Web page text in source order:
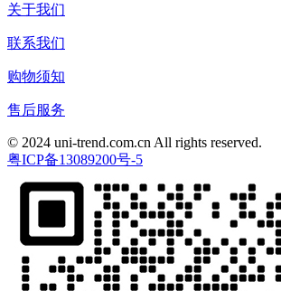
关于我们
联系我们
购物须知
售后服务
© 2024 uni-trend.com.cn All rights reserved.
粤ICP备13089200号-5